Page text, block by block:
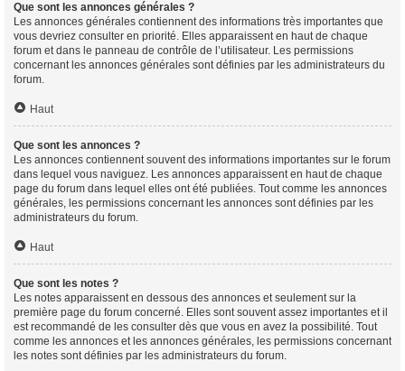
Que sont les annonces générales ?
Les annonces générales contiennent des informations très importantes que
vous devriez consulter en priorité. Elles apparaissent en haut de chaque
forum et dans le panneau de contrôle de l’utilisateur. Les permissions
concernant les annonces générales sont définies par les administrateurs du
forum.
Haut
Que sont les annonces ?
Les annonces contiennent souvent des informations importantes sur le forum
dans lequel vous naviguez. Les annonces apparaissent en haut de chaque
page du forum dans lequel elles ont été publiées. Tout comme les annonces
générales, les permissions concernant les annonces sont définies par les
administrateurs du forum.
Haut
Que sont les notes ?
Les notes apparaissent en dessous des annonces et seulement sur la
première page du forum concerné. Elles sont souvent assez importantes et il
est recommandé de les consulter dès que vous en avez la possibilité. Tout
comme les annonces et les annonces générales, les permissions concernant
les notes sont définies par les administrateurs du forum.